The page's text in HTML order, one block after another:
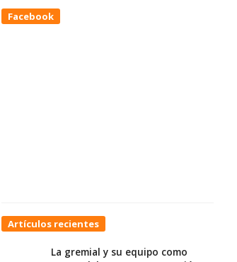
Facebook
Artículos recientes
La gremial y su equipo como